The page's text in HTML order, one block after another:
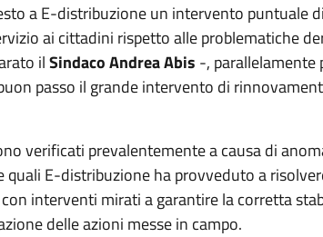
a E-distribuzione un intervento puntuale
ai cittadini rispetto alle problematiche
ilSindaco Andrea Abis -, parallelamente
passo il grande intervento di
verificati prevalentemente a causa di
quali E-distribuzione ha provveduto a
interventi mirati a garantire la corretta
delle azioni messe in campo.